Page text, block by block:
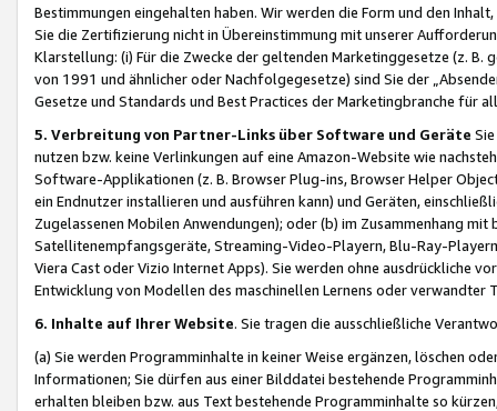
Bestimmungen eingehalten haben. Wir werden die Form und den
Sie die Zertifizierung nicht in Übereinstimmung mit unserer
Klarstellung: (i) Für die Zwecke der geltenden Marketinggesetze (z. B.
von 1991 und ähnlicher oder Nachfolgegesetze) sind Sie der
Gesetze und Standards und Best Practices der Marketingbranche für
5. Verbreitung von Partner-Links über Software und Geräte
nutzen bzw. keine Verlinkungen auf eine Amazon-Website wie
Software-Applikationen (z. B. Browser Plug-ins, Browser Helper
ein Endnutzer installieren und ausführen kann) und Geräten,
Zugelassenen Mobilen Anwendungen); oder (b) im Zusammenhang
Satellitenempfangsgeräte, Streaming-Video-Playern, Blu-Ray-
Viera Cast oder Vizio Internet Apps). Sie werden ohne ausdrückliche
Entwicklung von Modellen des maschinellen Lernens oder
6. Inhalte auf Ihrer Website. Sie tragen die ausschließliche
(a) Sie werden Programminhalte in keiner Weise ergänzen, löschen
Informationen; Sie dürfen aus einer Bilddatei bestehende
erhalten bleiben bzw. aus Text bestehende Programminhalte so